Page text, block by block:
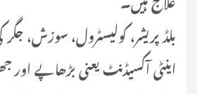
بلڈ پریشر، کولیسٹرول، سوزش، جگر
اینٹی آکسیڈنٹ یعنی بڑھاپے اور